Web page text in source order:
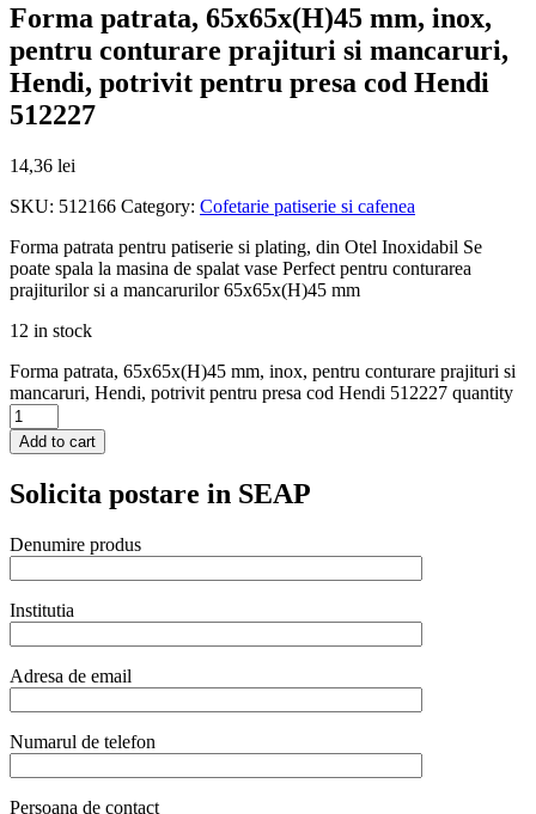
Forma patrata, 65x65x(H)45 mm, inox,
pentru conturare prajituri si mancaruri,
Hendi, potrivit pentru presa cod Hendi
512227
14,36 lei
SKU: 512166 Category: Cofetarie patiserie si cafenea
Forma patrata pentru patiserie si plating, din Otel Inoxidabil Se
poate spala la masina de spalat vase Perfect pentru conturarea
prajiturilor si a mancarurilor 65x65x(H)45 mm
12 in stock
Forma patrata, 65x65x(H)45 mm, inox, pentru conturare prajituri si
mancaruri, Hendi, potrivit pentru presa cod Hendi 512227 quantity
Add to cart
Solicita postare in SEAP
Denumire produs
Institutia
Adresa de email
Numarul de telefon
Persoana de contact